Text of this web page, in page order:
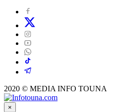
2020 © MEDIA INFO TOUNA
×